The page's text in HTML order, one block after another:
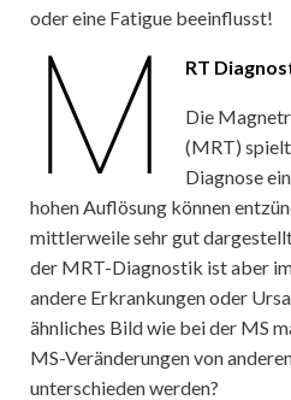
oder eine Fatigue beeinflusst!
M RT
Die
(MRT)
Diagnose
hohen Auflösung können
mittlerweile sehr gut
der MRT-Diagnostik ist aber
andere Erkrankungen oder
ähnliches Bild wie bei der MS
MS-Veränderungen von
unterschieden werden?